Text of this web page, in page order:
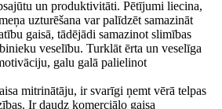
un produktivitāti. Pētījumi liecina,
uzturēšana var palīdzēt samazināt
gaisā, tādējādi samazinot slimības
veselību. Turklāt ērta un veselīga
galu galā palielinot
mitrinātāju, ir svarīgi ņemt vērā telpas
Ir daudz komerciālo gaisa